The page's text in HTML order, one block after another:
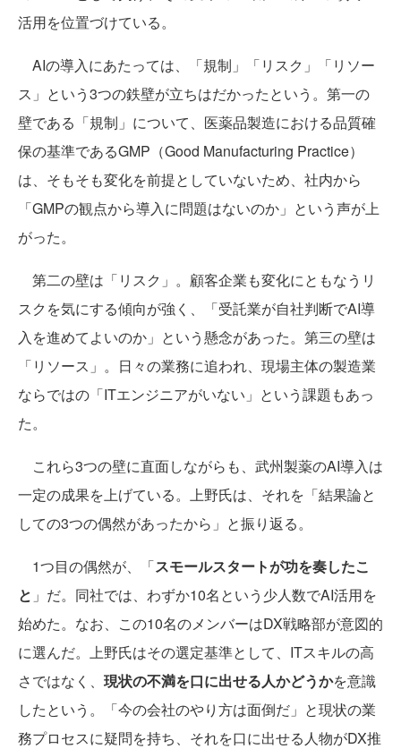
活用を位置づけている。
AIの導入にあたっては、「規制」「リスク」「リソー
ス」という3つの鉄壁が立ちはだかったという。第一の
壁である「規制」について、医薬品製造における品質確
保の基準であるGMP（Good Manufacturing Practice）
は、そもそも変化を前提としていないため、社内から
「GMPの観点から導入に問題はないのか」という声が上
がった。
第二の壁は「リスク」。顧客企業も変化にともなうリ
スクを気にする傾向が強く、「受託業が自社判断でAI導
入を進めてよいのか」という懸念があった。第三の壁は
「リソース」。日々の業務に追われ、現場主体の製造業
ならではの「ITエンジニアがいない」という課題もあっ
た。
これら3つの壁に直面しながらも、武州製薬のAI導入は
一定の成果を上げている。上野氏は、それを「結果論と
しての3つの偶然があったから」と振り返る。
1つ目の偶然が、「スモールスタートが功を奏したこ
と 」だ。同社では、わずか10名という少人数でAI活用を
始めた。なお、この10名のメンバーはDX戦略部が意図的
に選んだ。上野氏はその選定基準として、ITスキルの高
さではなく、 現状の不満を口に出せる人かどうかを意識
したという。「今の会社のやり方は面倒だ」と現状の業
務プロセスに疑問を持ち、それを口に出せる人物がDX推